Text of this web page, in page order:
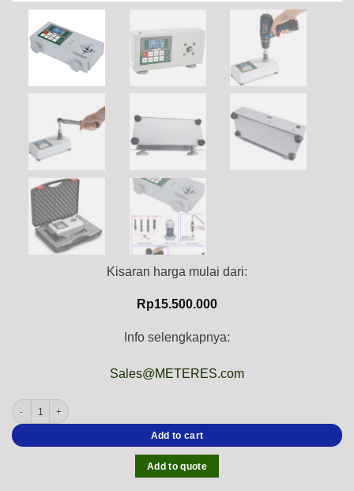
Kisaran harga mulai dari:
Rp15.500.000
Info selengkapnya:
Sales@METERES.com
INSIZE IST-HP Series Digital Torque Tester (Rechargeable, Accuracy; ± 1%
Add to cart
Add to quote